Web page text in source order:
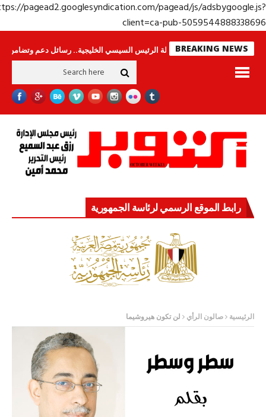
https://pagead2.googlesyndication.com/pagead/js/
client=ca-pub-
BREAKING NEWS
لا ينامون جولة الرئيس السيسي الخليجية.. رسائل دعم وتضامن للأشقاء
رابط الموقع الرسمي لرئاسة الجمهورية
الرئيسية صالون الرأي لن تكون هيروشيما